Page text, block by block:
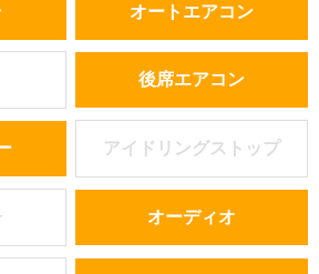
オートエアコン
後席エアコン
アイドリングストップ
オーディオ